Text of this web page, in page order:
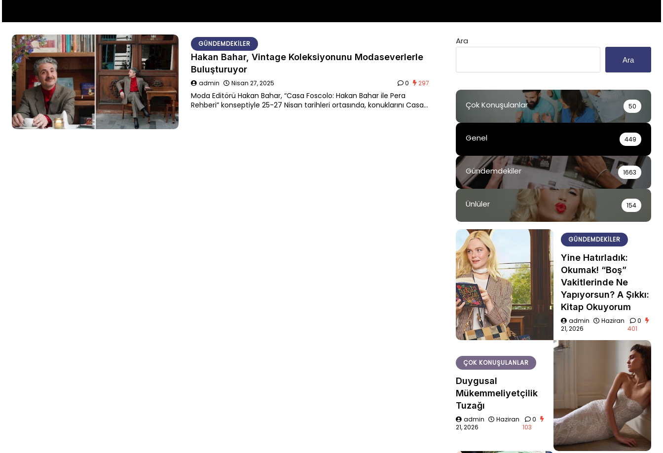
GÜNDEMDEKILER
Hakan Bahar, Vintage Koleksiyonunu Modaseverlerle
Buluşturuyor
admin Nisan 27, 2025 0 297
Moda Editörü Hakan Bahar, “Casa Foscolo: Hakan Bahar ile Pera
Rehberi” konseptiyle 25-27 Nisan tarihleri ortasında, konuklarını Casa
Ara
Ara
Çok Konuşulanlar 50
Genel 449
Gündemdekiler 1663
Ünlüler 154
GÜNDEMDEKILER
Yine Hatırladık:
Okumak! “Boş”
Vakitlerinde Ne
Yapıyorsun? A Şıkkı:
Kitap Okuyorum
admin
Haziran
21, 2026
0
401
ÇOK KONUŞULANLAR
Duygusal
Mükemmeliyetçilik
Tuzağı
admin
Haziran
21, 2026
0
103